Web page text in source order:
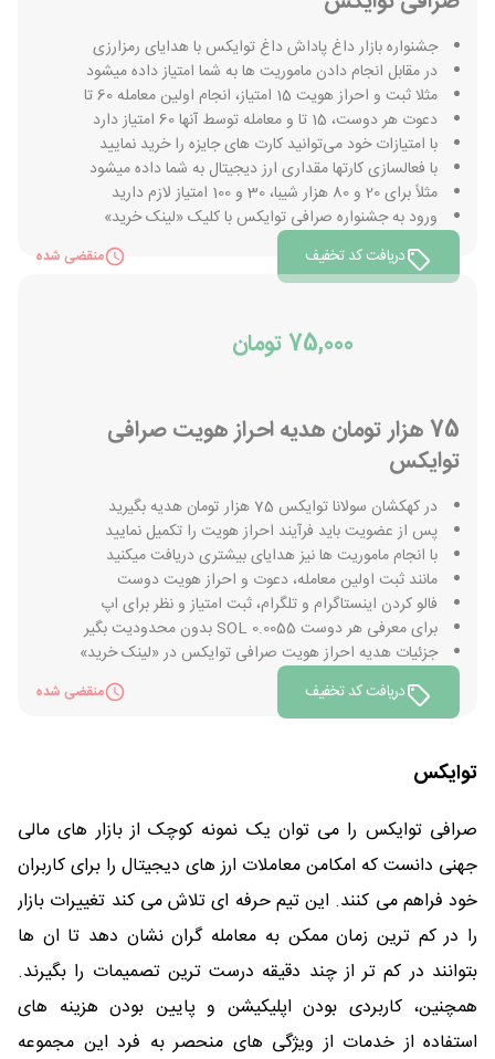
جشنواره بازار داغ پاداش داغ توایکس با هدایای رمزارزی
در مقابل انجام دادن ماموریت ها به شما امتیاز داده میشود
مثلا ثبت و احراز هویت 15 امتیاز، انجام اولین معامله 60 تا
دعوت هر دوست، 15 تا و معامله توسط آنها 60 امتیاز دارد
با امتیازات خود می‌توانید کارت های جایزه را خرید نمایید
با فعالسازی کارتها مقداری ارز دیجیتال به شما داده میشود
مثلاً برای 20 و 80 هزار شیبا، 30 و 100 امتیاز لازم دارید
ورود به جشنواره صرافی توایکس با کلیک «لینک خرید»
دریافت کد تخفیف
منقضی شده
75,000 تومان
75 هزار تومان هدیه احراز هویت صرافی
توایکس
در کهکشان سولانا توایکس 75 هزار تومان هدیه بگیرید
پس از عضویت باید فرآیند احراز هویت را تکمیل نمایید
با انجام ماموریت ها نیز هدایای بیشتری دریافت میکنید
مانند ثبت اولین معامله، دعوت و احراز هویت دوست
فالو کردن اینستاگرام و تلگرام، ثبت امتیاز و نظر برای اپ
برای معرفی هر دوست 0.0055 SOL بدون محدودیت بگیر
جزئیات هدیه احراز هویت صرافی توایکس در «لینک خرید»
دریافت کد تخفیف
منقضی شده
توایکس
صرافی توایکس را می توان یک نمونه کوچک از بازار های مالی
جهنی دانست که امکامن معاملات ارز های دیجیتال را برای کاربران
خود فراهم می کنند. این تیم حرفه ای تلاش می کند تغییرات بازار
را در کم ترین زمان ممکن به معامله گران نشان دهد تا ان ها
بتوانند در کم تر از چند دقیقه درست ترین تصمیمات را بگیرند.
همچنین، کاربردی بودن اپلیکیشن و پایین بودن هزینه های
استفاده از خدمات از ویژگی های منحصر به فرد این مجموعه